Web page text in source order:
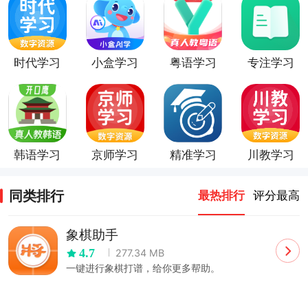
时代学习 小盒学习 粤语学习 专注学习
韩语学习 京师学习 精准学习 川教学习
同类排行 最热排行 评分最高
象棋助手
4.7
277.34 MB
一键进行象棋打谱，给你更多帮助。